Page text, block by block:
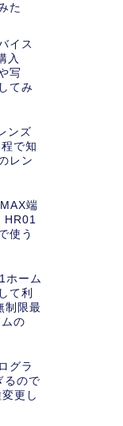
た
イス
入
写
てみ
ンズ
で知
レン
端
使う
ホーム
て利
制限最
の
グラ
るので
更し